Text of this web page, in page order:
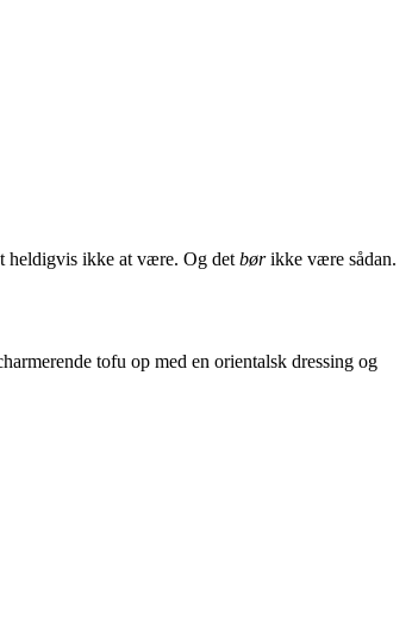
heldigvis ikke at være. Og det børikke være sådan.
tofu op med en orientalsk dressing og